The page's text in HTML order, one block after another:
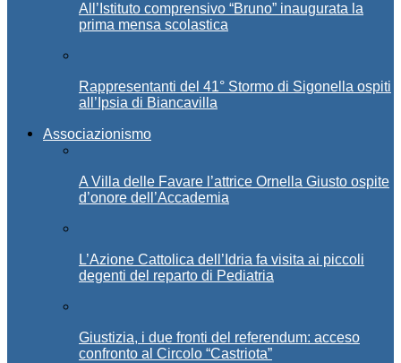
All’Istituto comprensivo “Bruno” inaugurata la
prima mensa scolastica
Rappresentanti del 41° Stormo di Sigonella ospiti
all’Ipsia di Biancavilla
Associazionismo
A Villa delle Favare l’attrice Ornella Giusto ospite
d’onore dell’Accademia
L’Azione Cattolica dell’Idria fa visita ai piccoli
degenti del reparto di Pediatria
Giustizia, i due fronti del referendum: acceso
confronto al Circolo “Castriota”